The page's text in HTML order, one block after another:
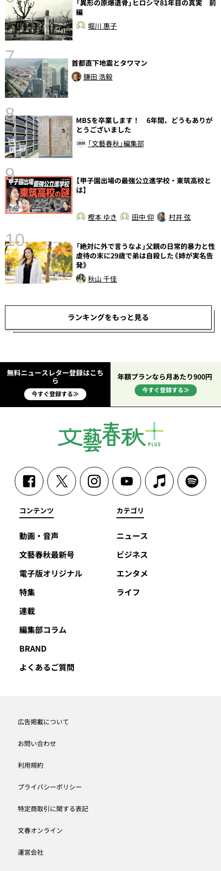
「異形の原爆遺骨」ヒロシマ81年目の真実 前
編
堀川 惠子
7
首都直下地震とタワマン
鎌田 浩毅
8
MBSを卒業します！ 6年間、どうもありが
とうございました
「文藝春秋」編集部
9
【甲子園出場の最強公立進学校・東筑高校と
は】
樫本 ゆき 田中 仰 村井 弦
10
「絶対に外で言うなよ」父親の日常的暴力と性
虐待の末に29歳で弟は自殺した《姉が実名告
発》
秋山 千佳
ランキングをもっと見る
無料ニュースレター登録はこち
ら
今すぐ登録する≫
年額プランなら月あたり900円
今すぐ登録する≫
コンテンツ
動画・音声
文藝春秋最新号
電子版オリジナル
特集
連載
編集部コラム
BRAND
よくあるご質問
カテゴリ
ニュース
ビジネス
エンタメ
ライフ
広告掲載について
お問い合わせ
利用規約
プライバシーポリシー
特定商取引に関する表記
文春オンライン
運営会社